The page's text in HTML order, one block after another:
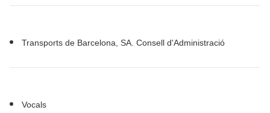
Transports de Barcelona, SA. Consell d'Administració
Vocals